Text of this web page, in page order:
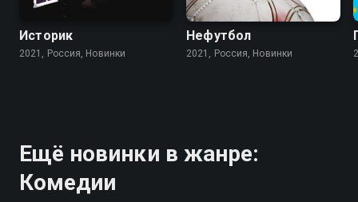
Историк
2021, Россия, Новинки
Нефутбол
2021, Россия, Новинки
Ещё новинки в жанре:
Комедии